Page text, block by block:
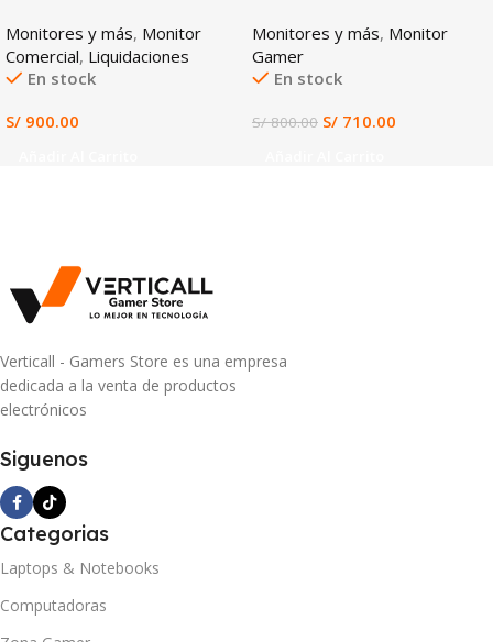
Monitores y más, Monitor
Comercial, Liquidaciones
En stock
S/ 900.00
Monitores y más, Monitor
Gamer
En stock
S/800.00 S/ 710.00
Verticall - Gamers Store es una empresa
dedicada a la venta de productos
electrónicos
Siguenos
Categorias
Laptops & Notebooks
Computadoras